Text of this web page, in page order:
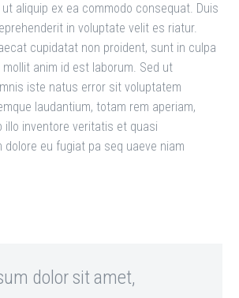
aliquip ex ea commodo consequat. Duis
in voluptate velit es riatur.
cupidatat non proident, sunt in culpa
anim id est laborum. Sed ut
iste natus error sit voluptatem
laudantium, totam rem aperiam,
illo inventore veritatis et quasi
eu fugiat pa seq uaeve niam
dolor sit amet,